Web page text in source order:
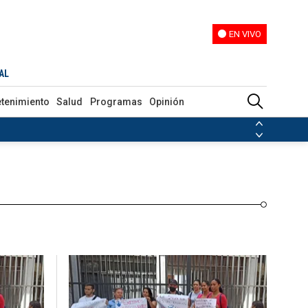
EN VIVO
Salud Programas Opinión
Venezuela Nicolás Maduro
de las FARC